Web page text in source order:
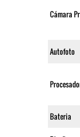
Cámara
Autofoto
Bateria